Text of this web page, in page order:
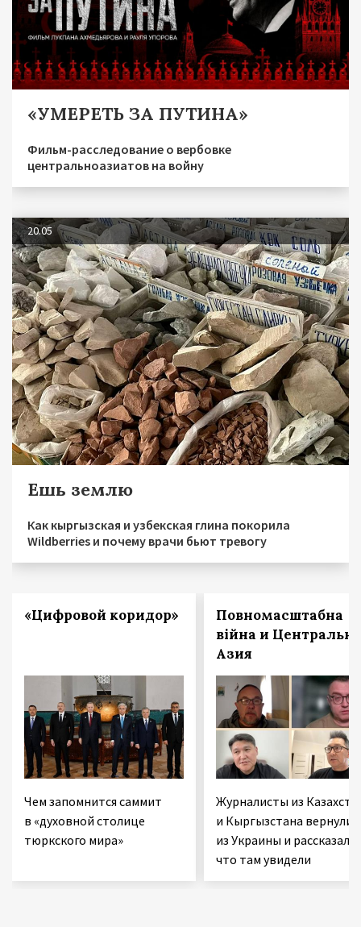
«УМЕРЕТЬ ЗА ПУТИНА»
Фильм-расследование о вербовке
центральноазиатов на войну
20.05
Ешь землю
Как кыргызская и узбекская глина покорила
Wildberries и почему врачи бьют тревогу
«Цифровой коридор»
Чем запомнится саммит
в «духовной столице
тюркского мира»
Повномасштабна
війна и
Азия
Журналисты из
и Кыргызстана
из Украины и рассказали,
что там увидели